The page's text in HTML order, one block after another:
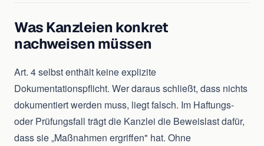
Was Kanzleien konkret
nachweisen müssen
Art. 4 selbst enthält keine explizite
Dokumentationspflicht. Wer daraus schließt, dass nichts
dokumentiert werden muss, liegt falsch. Im Haftungs-
oder Prüfungsfall trägt die Kanzlei die Beweislast dafür,
dass sie „Maßnahmen ergriffen" hat. Ohne